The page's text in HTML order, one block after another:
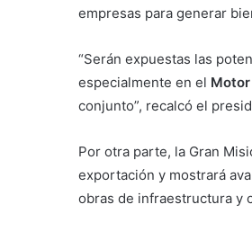
empresas para generar
“Serán expuestas las
especialmente en el
conjunto”, recalcó el
Por otra parte, la Gran
exportación y mostrará
obras de infraestructura y